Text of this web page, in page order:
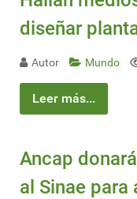
diseñar
Autor Mundo
Leer más...
Ancap
al Sinae